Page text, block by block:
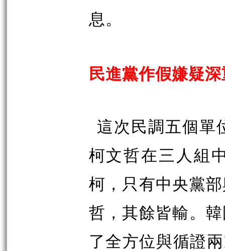
息。
民進黨作假嫌疑
這次民調五個單
柯文哲在三人組
柯，只有中央黨
哲，其餘皆輸。
了全方位與循證